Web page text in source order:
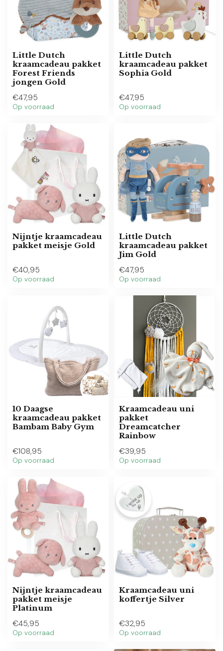
Little Dutch
kraamcadeau pakket
Forest Friends
jongen Gold
€47,95
Op voorraad
Little Dutch
kraamcadeau pakket
Sophia Gold
€47,95
Op voorraad
Nijntje kraamcadeau
pakket meisje Gold
€40,95
Op voorraad
Little Dutch
kraamcadeau pakket
Jim Gold
€47,95
Op voorraad
10 Daagse
kraamcadeau pakket
Bambam Baby Gym
€108,95
Op voorraad
Kraamcadeau uni
pakket
Dreamcatcher
Rainbow
€39,95
Op voorraad
Nijntje kraamcadeau
pakket meisje
Platinum
€45,95
Op voorraad
Kraamcadeau uni
koffertje Silver
€32,95
Op voorraad